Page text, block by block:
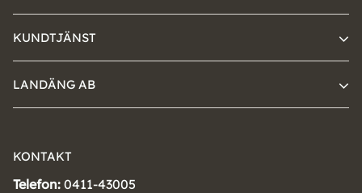
KUNDTJÄNST
LANDÄNG AB
KONTAKT
Telefon: 0411-43005